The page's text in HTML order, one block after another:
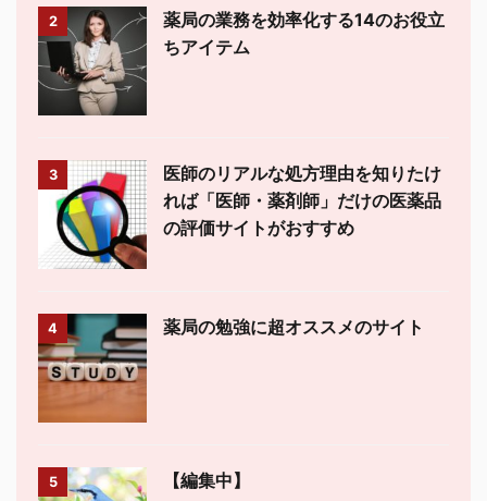
2
薬局の業務を効率化する14のお役立
ちアイテム
3
医師のリアルな処方理由を知りたけ
れば「医師・薬剤師」だけの医薬品
の評価サイトがおすすめ
4 薬局の勉強に超オススメのサイト
5 【編集中】